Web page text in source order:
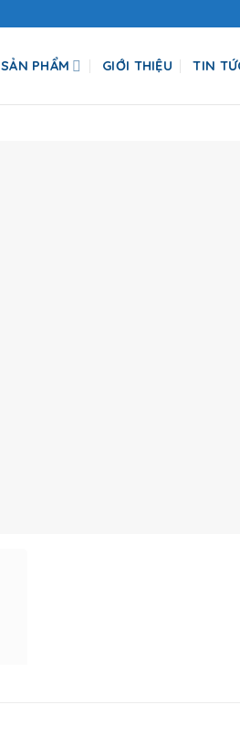
SẢN PHẨM GIỚI THIỆU TIN